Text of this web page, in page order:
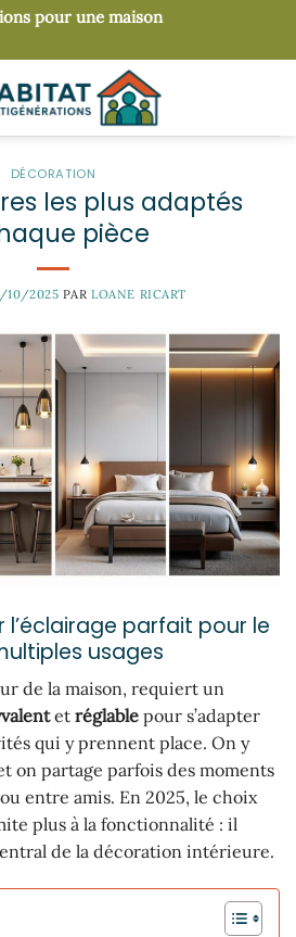
pour une maison
DÉCORATION
les plus adaptés
pièce
10/2025 PARLOANE RICART
parfait pour le
usages
de la maison, requiert un
et réglable pour s’adapter
qui y prennent place. On y
on partage parfois des moments
entre amis. En 2025, le choix
plus à la fonctionnalité : il
de la décoration intérieure.